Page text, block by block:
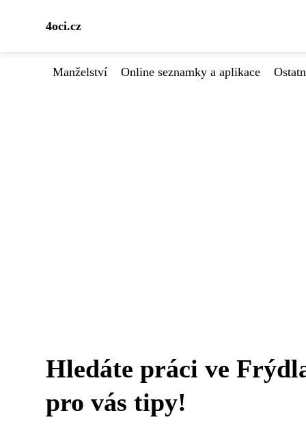
4oci.cz
Manželství Online seznamky a aplikace
Hledáte práci ve
pro vás tipy!